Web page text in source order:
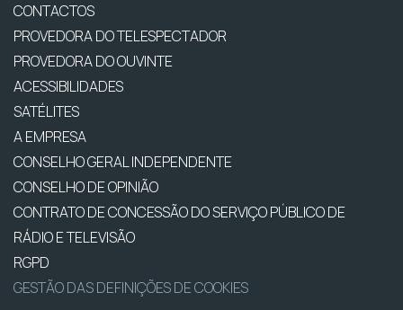
CONTACTOS
PROVEDORA DO TELESPECTADOR
PROVEDORA DO OUVINTE
ACESSIBILIDADES
SATÉLITES
A EMPRESA
CONSELHO GERAL INDEPENDENTE
CONSELHO DE OPINIÃO
CONTRATO DE CONCESSÃO DO SERVIÇO PÚBLICO DE
RÁDIO E TELEVISÃO
RGPD
GESTÃO DAS DEFINIÇÕES DE COOKIES